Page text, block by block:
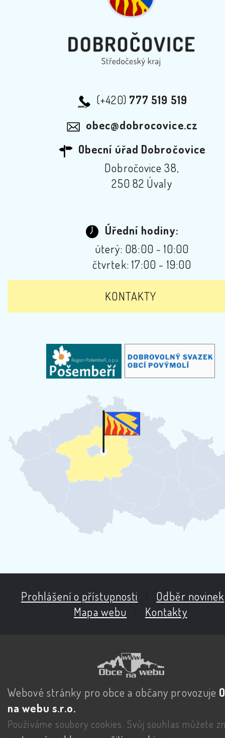
(+420) 777 519 519
obec@dobrocovice.cz
Obecní úřad Dobročovice
Dobročovice 38,
250 82 Úvaly
Úřední hodiny:
úterý: 08:00 - 10:00
čtvrtek: 17:00 - 19:00
KONTAKTY
Prohlášení o přístupnosti Odběr novinek
Mapa webu
Kontakty
Webové stránky pro obce a občany provozuje
na webu s.r.o.
Používáme soubory cookies. Svůj souhlas můžete